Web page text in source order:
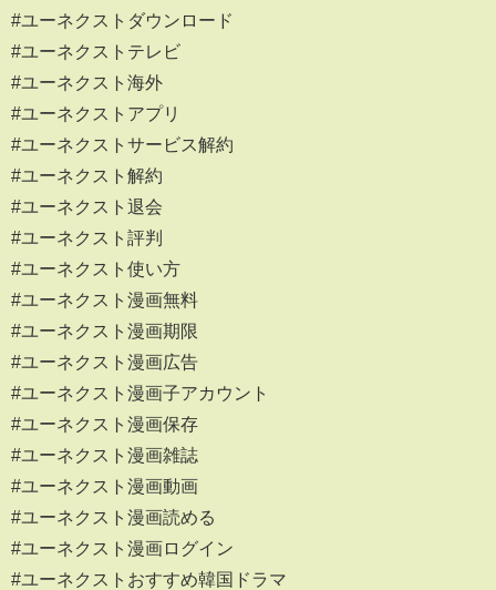
#ユーネクストダウンロード
#ユーネクストテレビ
#ユーネクスト海外
#ユーネクストアプリ
#ユーネクストサービス解約
#ユーネクスト解約
#ユーネクスト退会
#ユーネクスト評判
#ユーネクスト使い方
#ユーネクスト漫画無料
#ユーネクスト漫画期限
#ユーネクスト漫画広告
#ユーネクスト漫画子アカウント
#ユーネクスト漫画保存
#ユーネクスト漫画雑誌
#ユーネクスト漫画動画
#ユーネクスト漫画読める
#ユーネクスト漫画ログイン
#ユーネクストおすすめ韓国ドラマ